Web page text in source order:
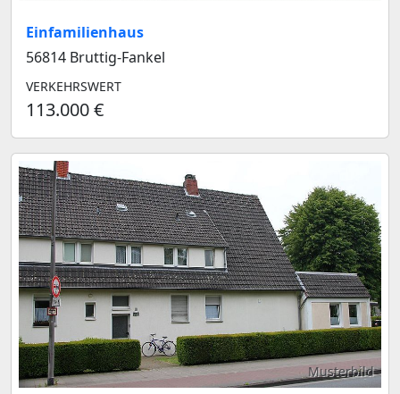
Einfamilienhaus
56814 Bruttig-Fankel
VERKEHRSWERT
113.000 €
Musterbild